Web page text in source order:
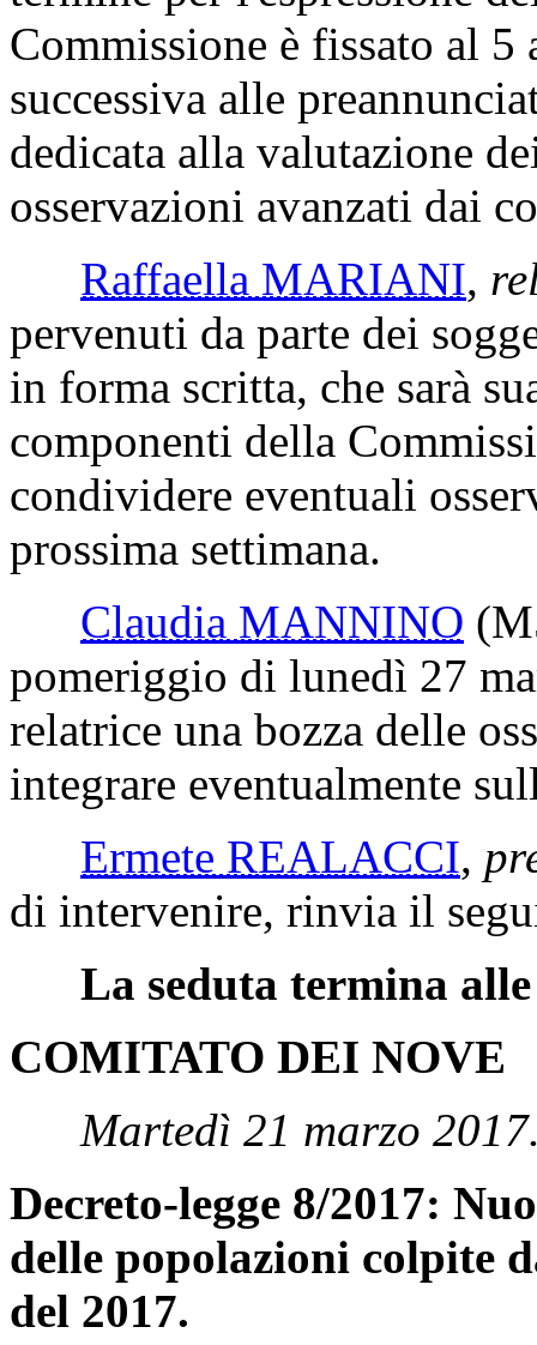
Ermete REALACCI,
termine per l'espressione
Commissione è fissato al
successiva alle
dedicata alla valutazione
osservazioni avanzati dai
Raffaella MARIANI,
pervenuti da parte dei
in forma scritta, che sarà
componenti della
condividere eventuali
prossima settimana.
Claudia MANNINO
pomeriggio di lunedì 27
relatrice una bozza delle
integrare eventualmente
Ermete REALACCI
di intervenire, rinvia il
La seduta termina
COMITATO DEI NOVE
Martedì 21 marzo
Decreto-legge 8/2017: